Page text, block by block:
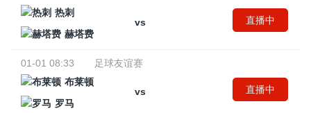
热刺
vs
赫塔费
直播中
01-01 08:33
足球友谊赛
布莱顿
vs
罗马
直播中